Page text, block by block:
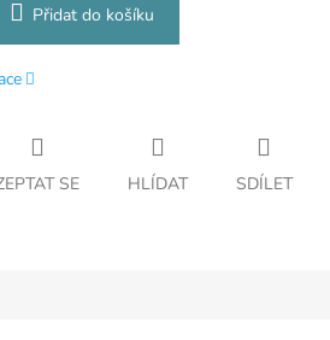
Přidat do košíku
SE HLÍDAT SDÍLET